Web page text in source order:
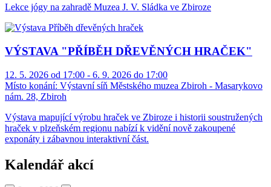
Lekce jógy na zahradě Muzea J. V. Sládka ve Zbiroze
VÝSTAVA "PŘÍBĚH DŘEVĚNÝCH HRAČEK"
12. 5. 2026 od 17:00 - 6. 9. 2026 do 17:00
Místo konání: Výstavní síň Městského muzea Zbiroh - Masarykovo
nám. 28, Zbiroh
Výstava mapující výrobu hraček ve Zbiroze i historii soustružených
hraček v plzeňském regionu nabízí k vidění nově zakoupené
exponáty i zábavnou interaktivní část.
Kalendář akcí